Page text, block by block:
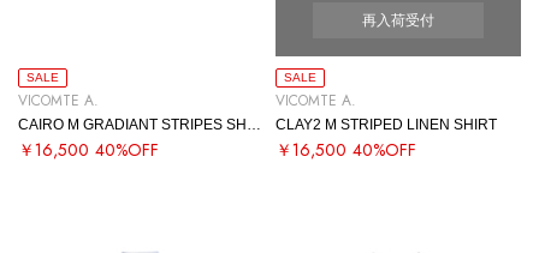
SALE
VICOMTE A.
￥16,500 40%OFF
再入荷受付
SALE
VICOMTE A.
CLAY2 M STRIPED LINEN SHIRT
￥16,500 40%OFF